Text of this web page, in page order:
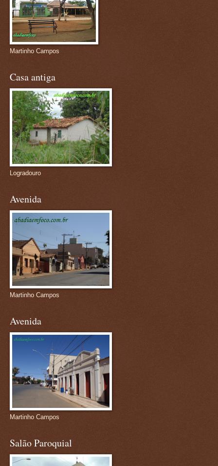
Martinho Campos
Casa antiga
Logradouro
Avenida
Martinho Campos
Avenida
Martinho Campos
Salão Paroquial